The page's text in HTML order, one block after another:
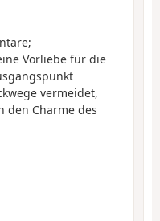
Vorliebe für die
vermeidet,
den Charme des